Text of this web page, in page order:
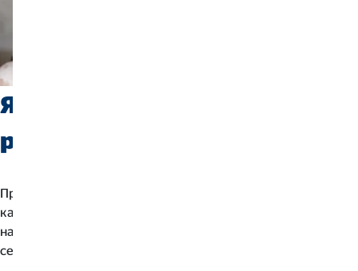
Які можливості кар’єрного
розвитку ми пропонуємо?
Працюючи з нами, Ви можете не перейматися питаннями
кар’єрного росту. Ми надаємо однакові можливості усім
нашим працівникам рухатися вгору та вдосконалювати
себе як фахівця.